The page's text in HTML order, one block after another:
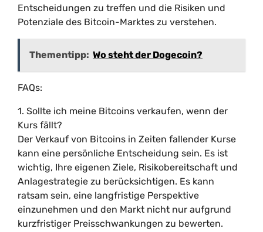
Entscheidungen zu treffen und die Risiken und
Potenziale des Bitcoin-Marktes zu verstehen.
Thementipp: Wo steht der Dogecoin?
FAQs:
1. Sollte ich meine Bitcoins verkaufen, wenn der
Kurs fällt?
Der Verkauf von Bitcoins in Zeiten fallender Kurse
kann eine persönliche Entscheidung sein. Es ist
wichtig, Ihre eigenen Ziele, Risikobereitschaft und
Anlagestrategie zu berücksichtigen. Es kann
ratsam sein, eine langfristige Perspektive
einzunehmen und den Markt nicht nur aufgrund
kurzfristiger Preisschwankungen zu bewerten.